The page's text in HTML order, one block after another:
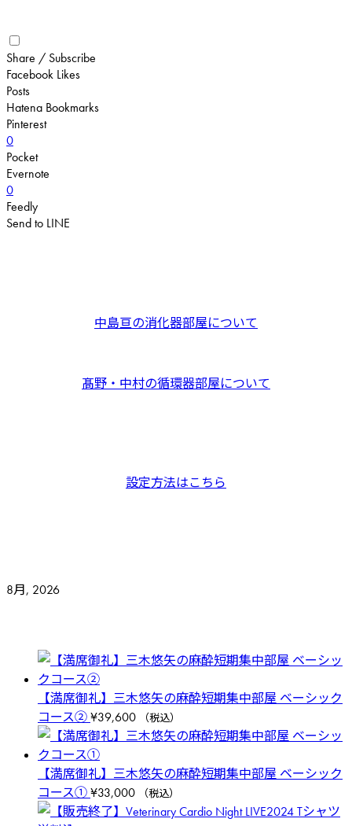
Share / Subscribe
Facebook Likes
Posts
Hatena Bookmarks
Pinterest
0
Pocket
Evernote
0
Feedly
Send to LINE
中島亘の消化器部屋について
髙野・中村の循環器部屋について
設定方法はこちら
8月, 2026
【満席御礼】三木悠矢の麻酔短期集中部屋 ベーシック
コース②¥39,600 （税込）
【満席御礼】三木悠矢の麻酔短期集中部屋 ベーシック
コース①¥33,000 （税込）